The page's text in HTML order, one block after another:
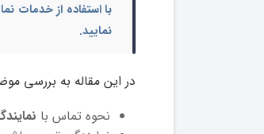
با استفاده از خدمات
نمایید.
در این مقاله به بررسی
نحوه تماس با